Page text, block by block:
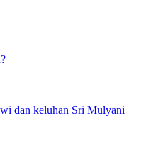
dan keluhan Sri Mulyani